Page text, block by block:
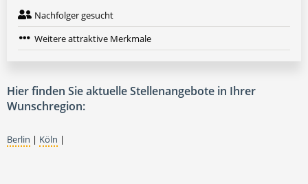
Nachfolger gesucht
Weitere attraktive Merkmale
Hier finden Sie aktuelle Stellenangebote in Ihrer
Wunschregion:
Berlin | Köln |